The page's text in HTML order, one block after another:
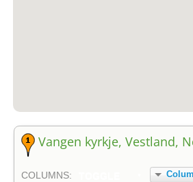
Vangen kyrkje, Vestland,
COLUMNS: